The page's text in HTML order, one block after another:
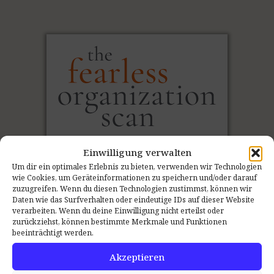
Einwilligung verwalten
Um dir ein optimales Erlebnis zu bieten, verwenden wir Technologien
wie Cookies, um Geräteinformationen zu speichern und/oder darauf
zuzugreifen. Wenn du diesen Technologien zustimmst, können wir
Daten wie das Surfverhalten oder eindeutige IDs auf dieser Website
verarbeiten. Wenn du deine Einwilligung nicht erteilst oder
zurückziehst, können bestimmte Merkmale und Funktionen
beeinträchtigt werden.
Akzeptieren
Den Ist-Zustandmessen:
Der Psychologische Sicherheit Teamscan